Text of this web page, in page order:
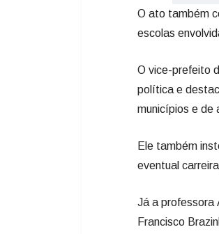
O ato também
escolas
O vice-prefeito
política e
municípios e de
Ele também
eventual
Já a professora
Francisco